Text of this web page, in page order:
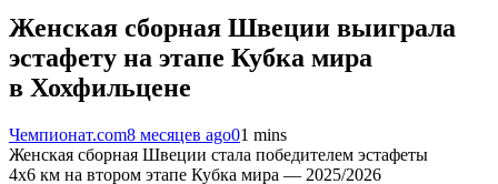
Женская сборная Швеции выиграла
эстафету на этапе Кубка мира
в Хохфильцене
Чемпионат.com8 месяцев ago01 mins
Женская сборная Швеции стала победителем эстафеты
4х6 км на втором этапе Кубка мира — 2025/2026